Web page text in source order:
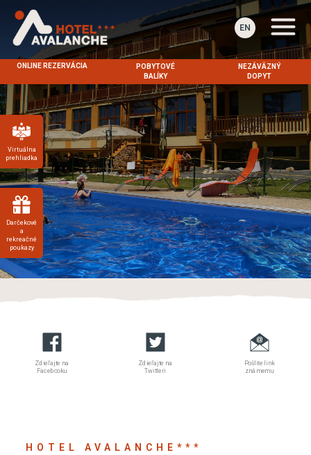
ONLINE REZERVÁCIA
POBYTOVÉ
BALÍKY
NEZÁVÄZNÝ
DOPYT
EN
Virtuálna
prehliadka
Darčekové
a
rekreačné
poukazy
Zdieľajte na
Facebooku
Zdieľajte na
Twitteri
Pošlite link
známemu
HOTEL AVALANCHE***